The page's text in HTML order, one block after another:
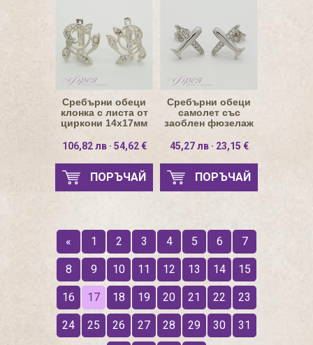
Сребърни обеци
клонка с листа от
циркони 14х17мм
106,82 лв · 54,62 €
ПОРЪЧАЙ
Сребърни обеци
самолет със
заоблен фюзелаж
45,27 лв · 23,15 €
ПОРЪЧАЙ
« 1 2 3 4 5 6 7
8 9 10 11 12 13 14 15
16 17 18 19 20 21 22 23
24 25 26 27 28 29 30 31